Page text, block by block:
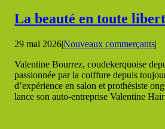
La beauté en toute
29 mai 2026|Nouveaux commerçants|
Valentine Bourrez, coudekerquoise
passionnée par la coiffure depuis
d’expérience en salon et prothésiste
lance son auto-entreprise Valentine